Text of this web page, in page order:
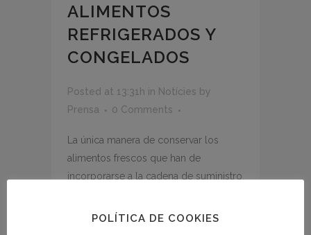
ALIMENTOS
REFRIGERADOS Y
CONGELADOS
Posted at 13:31h in Notícies by
Prensa
0 Comments
La única manera de conservar los
alimentos frescos que han de
incorporarse a la cadena de suministro
congelación. La calidad de los
POLÍTICA DE COOKIES